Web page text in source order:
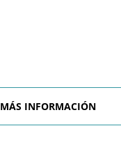
INFORMACIÓN